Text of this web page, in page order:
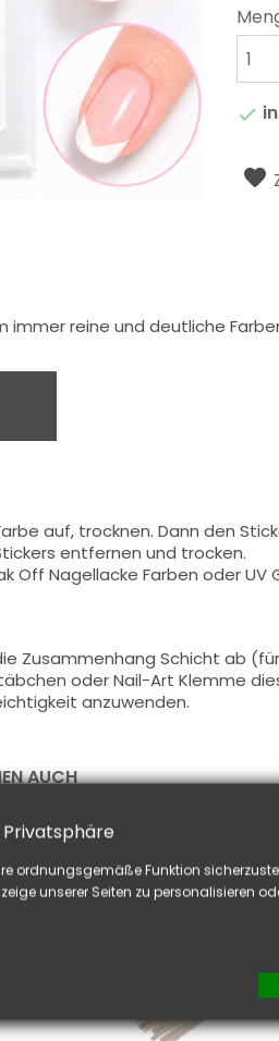

immer reine und deutliche
auf, trocknen. Dann den
entfernen und trocken.
Off Nagellacke Farben oder UV
Zusammenhang Schicht ab
oder Nail-Art Klemme
anzuwenden.
AUCH
ordnungsgemäße Funktion
unserer Seiten zu personalisieren